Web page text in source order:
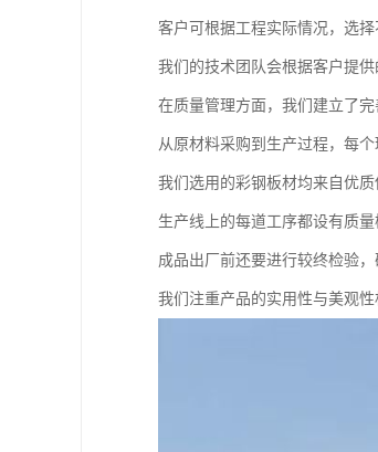
客户可根据工程实际情况，选
我们的技术团队会根据客户提
在质量管理方面，我们建立了完
从原材料采购到生产过程，每
我们选用的彩钢板材均来自优质
生产线上的每道工序都设有质
成品出厂前还要进行较终检验
我们注重产品的实用性与美观性